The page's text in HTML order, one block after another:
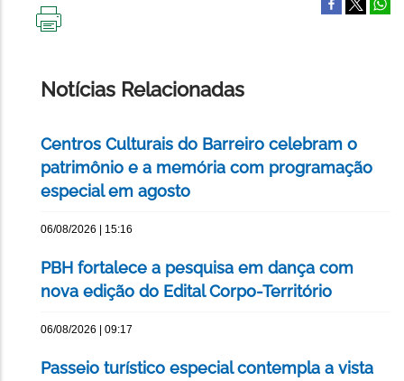
Notícias Relacionadas
Centros Culturais do Barreiro celebram o
patrimônio e a memória com programação
especial em agosto
06/08/2026 | 15:16
PBH fortalece a pesquisa em dança com
nova edição do Edital Corpo-Território
06/08/2026 | 09:17
Passeio turístico especial contempla a vista